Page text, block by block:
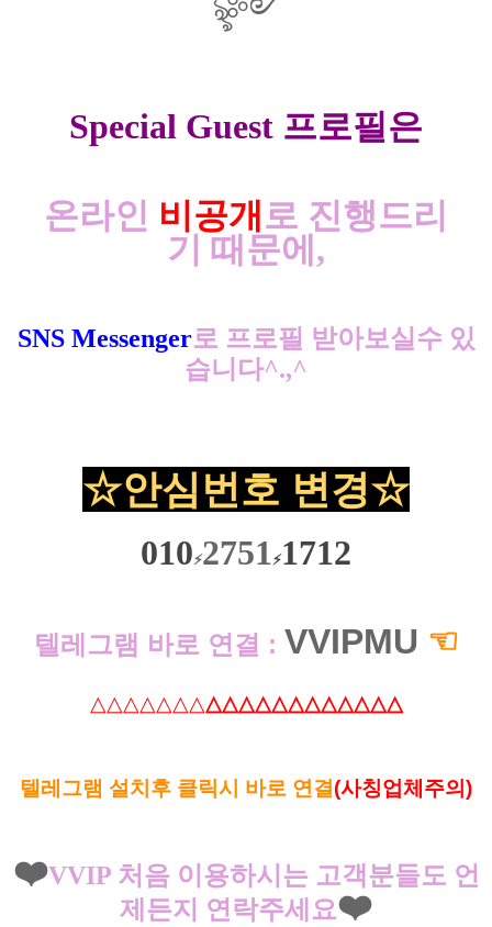
ৡ༻
Special Guest 프로필은
온라인 비공개로 진행드리
기 때문에,
SNS Messenger로 프로필 받아보실수 있
습니다^.,^
☆안심번호 변경☆
010⚡2751 ⚡1712
텔레그램 바로 연결 : VVIPMU ☜
△△△△△△△△△△△△△△△△△△△
텔레그램 설치후 클릭시 바로 연결(사칭업체주의)
❤️VVIP 처음 이용하시는 고객분들도 언
제든지 연락주세요❤️